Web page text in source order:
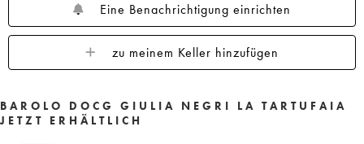
Eine Benachrichtigung einrichten
zu meinem Keller hinzufügen
BAROLO DOCG GIULIA NEGRI LA TARTUFAIA
JETZT ERHÄLTLICH